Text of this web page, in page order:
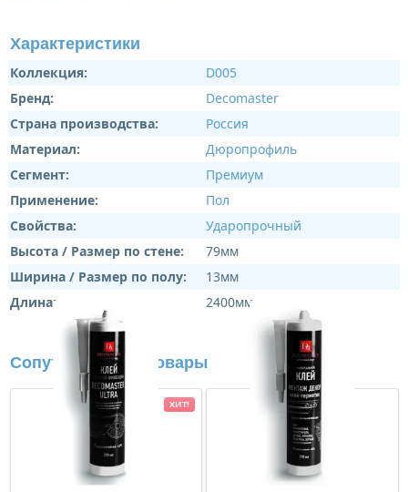
Характеристики
Коллекция:
D005
Бренд:
Decomaster
Страна производства:
Россия
Материал:
Дюропрофиль
Сегмент:
Премиум
Применение:
Пол
Свойства:
Ударопрочный
Высота / Размер по стене:
79мм
Ширина / Размер по полу:
13мм
Длина:
2400мм
Сопутствующие товары
ХИТ!